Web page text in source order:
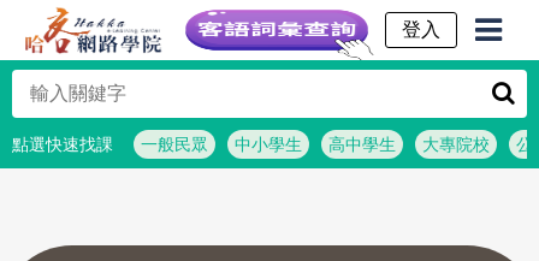
客語詞彙查詢
點選快速找課 一般民眾 中小學生 高中學生 大專院校 公